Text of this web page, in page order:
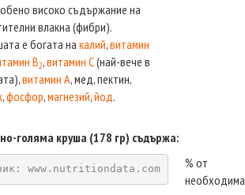
високо съдържание на
влакна (фибри).
е богата на калий,витамин
B2,витамин C(най-вече в
витамин А, мед, пектин,
,фосфор,магнезий,йод.
голяма круша (178 гр) съдържа:
www.nutritiondata.com
% от